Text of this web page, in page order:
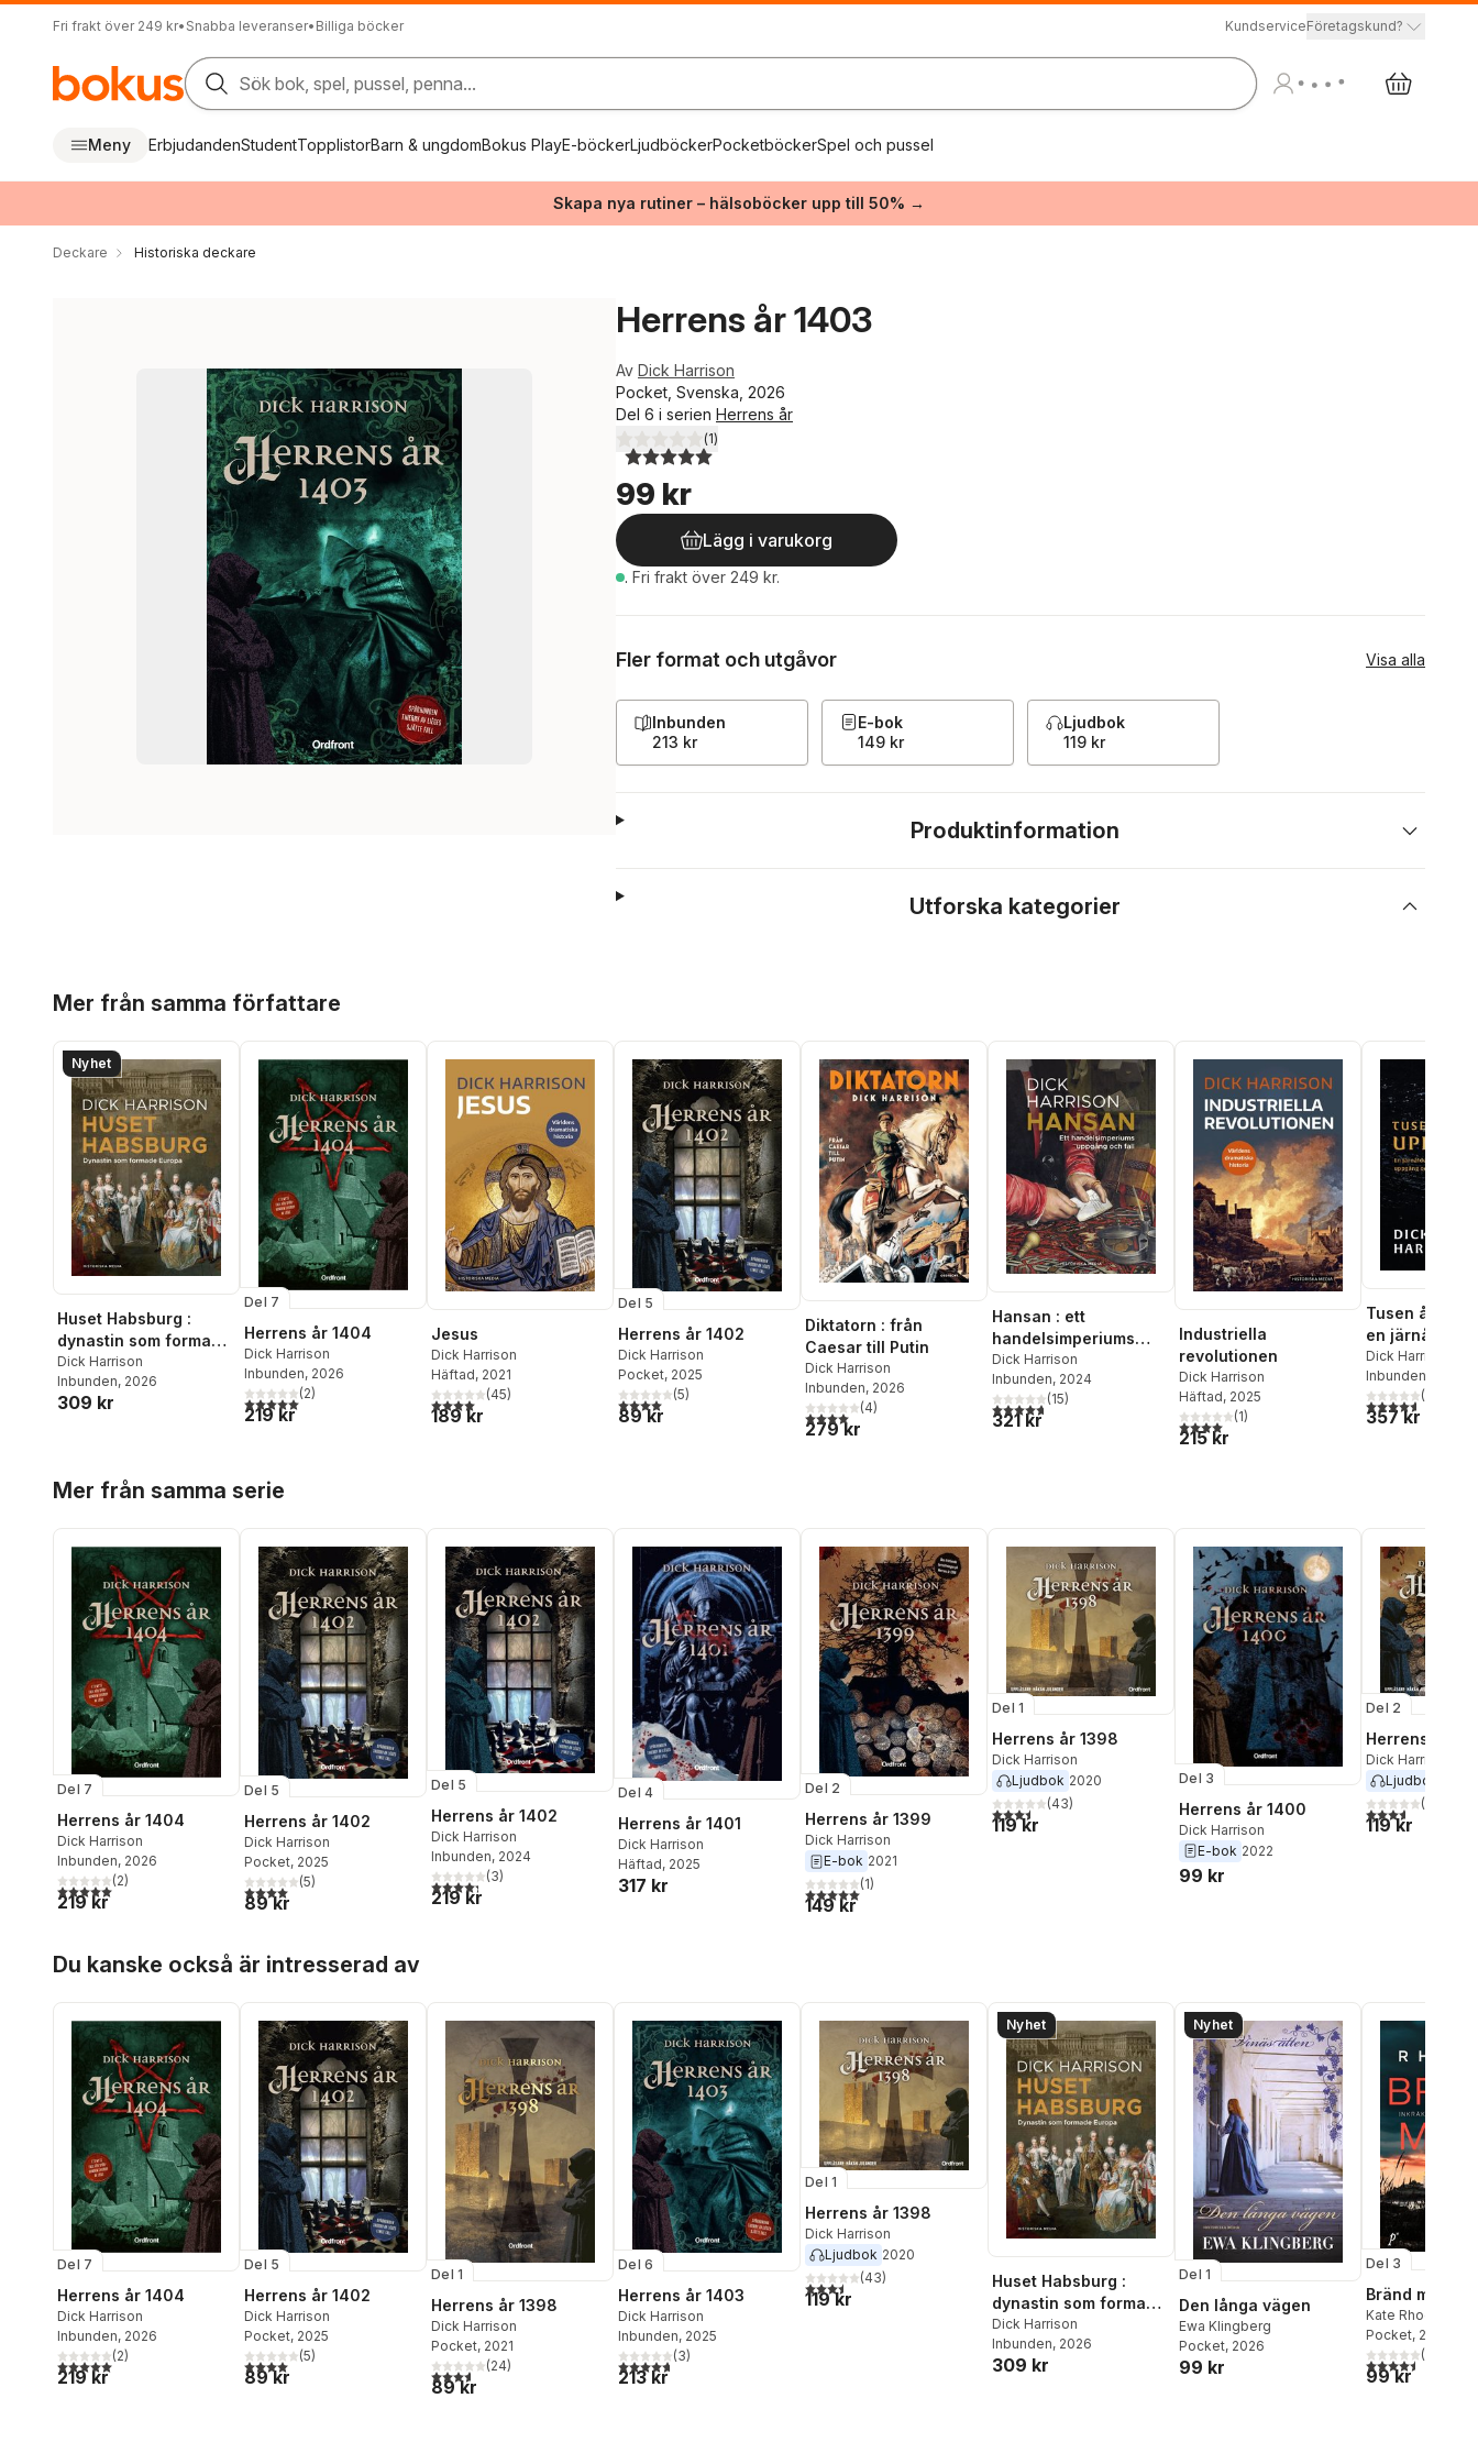
Fri frakt över 249 kr• Snabba leveranser• Billiga böcker KundserviceFöretagskund?
Sök bok, spel, pussel, penna...
Meny ErbjudandenStudentTopplistorBarn & ungdomBokus PlayE-böckerLjudböckerPocketböckerSpel och pussel
Skapa nya rutiner – hälsoböcker upp till 50% →
Deckare Historiska deckare
Herrens år 1403
Av Dick Harrison
Pocket, Svenska, 2026
Del 6 i serien Herrens år
5,0utav 5 stjärnor. Totalt antal röster:
(1)
99 kr
Lägg i varukorg
. Fri frakt över 249 kr.
Fler format och utgåvor Visa alla
Inbunden
213 kr
E-bok
149 kr
Ljudbok
119 kr
Produktinformation
Utforska kategorier
Mer från samma författare
Nyhet
Huset Habsburg :
dynastin som formade
Europa
Dick Harrison
Inbunden, 2026
309 kr
Del 7
Herrens år 1404
Dick Harrison
Inbunden, 2026
5,0utav 5 stjärnor. Totalt antal röster:
(2)
219 kr
Jesus
Dick Harrison
Häftad, 2021
4,0utav 5 stjärnor. Totalt antal röster:
(45)
189 kr
Del 5
Herrens år 1402
Dick Harrison
Pocket, 2025
4,0utav 5 stjärnor. Totalt antal röster:
(5)
89 kr
Diktatorn : från
Caesar till Putin
Dick Harrison
Inbunden, 2026
4,0utav 5 stjärnor. Totalt antal röster:
(4)
279 kr
Hansan : ett
handelsimperiums
uppgång och fall
Dick Harrison
Inbunden, 2024
4,7utav 5 stjärnor. Totalt antal röster:
(15)
321 kr
Industriella
revolutionen
Dick Harrison
Häftad, 2025
4,0utav 5 stjärnor. Totalt antal röster:
(1)
215 kr
Tusen år i
en
uppgång och
Dick Harrison
Inbunden
4,6utav 5(
357 kr
Mer från samma serie
Del 7
Herrens år 1404
Dick Harrison
Inbunden, 2026
5,0utav 5 stjärnor. Totalt antal röster:
(2)
219 kr
Del 5
Herrens år 1402
Dick Harrison
Pocket, 2025
4,0utav 5 stjärnor. Totalt antal röster:
(5)
89 kr
Del 5
Herrens år 1402
Dick Harrison
Inbunden, 2024
4,3utav 5 stjärnor. Totalt antal röster:
(3)
219 kr
Del 4
Herrens år 1401
Dick Harrison
Häftad, 2025
317 kr
Del 2
Herrens år 1399
Dick Harrison
E-bok 2021
5,0utav 5 stjärnor. Totalt antal röster:
(1)
149 kr
Del 1
Herrens år 1398
Dick Harrison
Ljudbok 2020
3,5utav 5 stjärnor. Totalt antal röster:
(43)
119 kr
Del 3
Herrens år 1400
Dick Harrison
E-bok 2022
99 kr
Del 2
Herrens år
Dick Harrison
Ljudbok
3,6utav 5(
119 kr
Du kanske också är intresserad av
Del 7
Herrens år 1404
Dick Harrison
Inbunden, 2026
5,0utav 5 stjärnor. Totalt antal röster:
(2)
219 kr
Del 5
Herrens år 1402
Dick Harrison
Pocket, 2025
4,0utav 5 stjärnor. Totalt antal röster:
(5)
89 kr
Del 1
Herrens år 1398
Dick Harrison
Pocket, 2021
3,6utav 5 stjärnor. Totalt antal röster:
(24)
89 kr
Del 6
Herrens år 1403
Dick Harrison
Inbunden, 2025
4,7utav 5 stjärnor. Totalt antal röster:
(3)
213 kr
Del 1
Herrens år 1398
Dick Harrison
Ljudbok 2020
3,5utav 5 stjärnor. Totalt antal röster:
(43)
119 kr
Nyhet
Huset Habsburg :
dynastin som formade
Europa
Dick Harrison
Inbunden, 2026
309 kr
Nyhet
Del 1
Den långa vägen
Ewa Klingberg
Pocket, 2026
99 kr
Del 3
Bränd mark
Kate Rhodes
Pocket, 2026
4,5utav 5(
99 kr